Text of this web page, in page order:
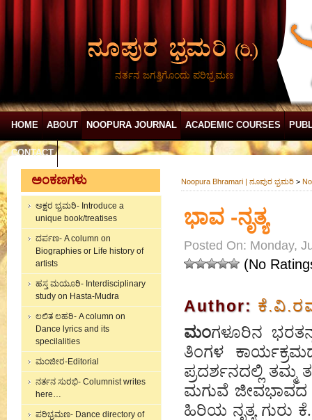
ನರ್ತನ ಜಗತ್ತಿಗೊಂದು ಪರಿಭ್ರಮಣ
HOME ABOUT NOOPURA JOURNAL ACADEMIC COURSES
CONTACT
ಅಂಕಣಗಳು
ಅಕ್ಷರ ಭ್ರಮರಿ- Introduce a
unique book/treatises
ದರ್ಪಣ- A column on
Biographies or Life history of
artists
ಹಸ್ತ ಮಯೂರಿ- Interdisciplinary
study on Hasta-Mudra
ಲಲಿತ ಲಹರಿ- A column on
Dance lyrics and its
specilalities
ಮಂಜೀರ-Editorial
ನರ್ತನ ಸುರಭಿ- Columnist writes
here…
ಪರಿಭ್ರಮಣ- Dance directory of
Noopura Bhramari | ನೂಪುರ ಭ್ರಮರಿ >
ಭಾವ -ನೃತ್ಯ
Posted On: Monday,
(No
Author:
ಮಂಗಳೂರಿನ
ತಿಂಗಳ
ಪ್ರದರ್ಶನದಲ್ಲಿ
ಮಗುವೆ ಜೀವಭಾವದ
ಹಿರಿಯ ನೃತ್ಯ